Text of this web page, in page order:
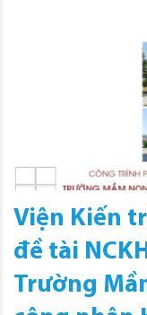
Viện Kiến
đề tài
Trường